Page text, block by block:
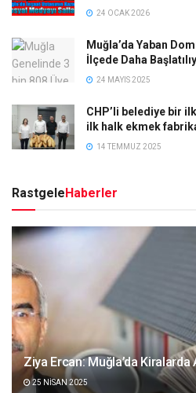
24 OCAK 2026
Muğla’da Yaban
İlçede Daha
24 MAYIS 2025
CHP’li belediye bir
ilk halk ekmek
14 TEMMUZ 2025
RastgeleHaberler
Ziya Ercan: Muğla’da Kiralarda
25 NISAN 2025